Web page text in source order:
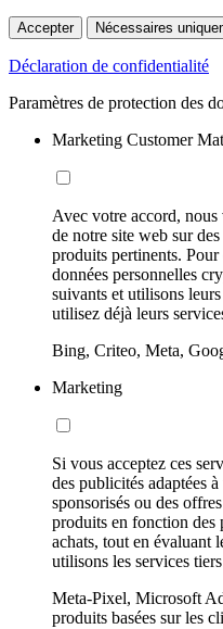
Accepter Nécessaires
Déclaration de confidentialité
Paramètres de protection des
Marketing Customer
Avec votre accord,
de notre site web sur
produits pertinents.
données personnelles
suivants et utilisons
utilisez déjà leurs
Bing, Criteo, Meta,
Marketing
Si vous acceptez ces
des publicités adaptées
sponsorisés ou des
produits en fonction des
achats, tout en évaluant
utilisons les services
Meta-Pixel, Microsoft
produits basées sur les